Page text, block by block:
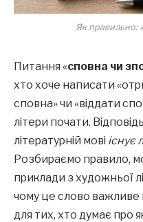
Як правильно:
Питання «сповна чи
хто хоче написати
сповна» чи «віддати
літери почати.
літературній мові існує
Розбираємо правило,
приклади з художньої
чому це слово важливе
для тих, хто думає про